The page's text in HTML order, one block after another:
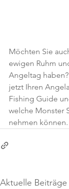
Möchten Sie
ewigen Ruhm
Angeltag
jetzt Ihren
Fishing Guide
welche Monster
nehmen können.
Aktuelle Beiträge